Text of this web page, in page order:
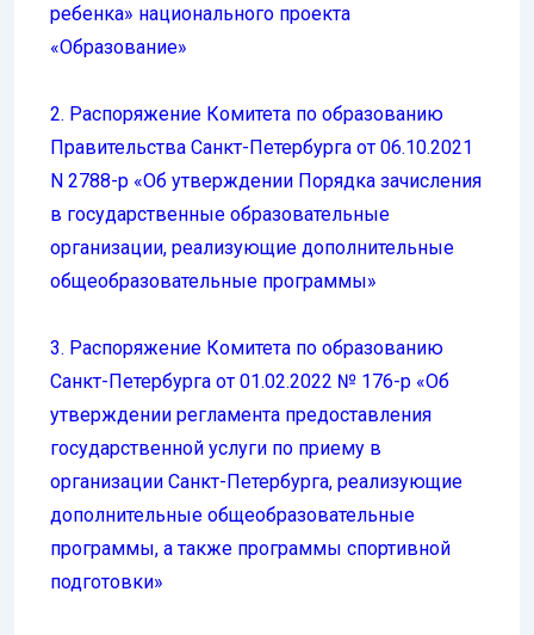
ребенка» национального проекта
«Образование»
2. Распоряжение Комитета по образованию
Правительства Санкт-Петербурга от 06.10.2021
N 2788-р «Об утверждении Порядка зачисления
в государственные образовательные
организации, реализующие дополнительные
общеобразовательные программы»
3. Распоряжение Комитета по образованию
Санкт-Петербурга от 01.02.2022 № 176-р «Об
утверждении регламента предоставления
государственной услуги по приему в
организации Санкт-Петербурга, реализующие
дополнительные общеобразовательные
программы, а также программы спортивной
подготовки»